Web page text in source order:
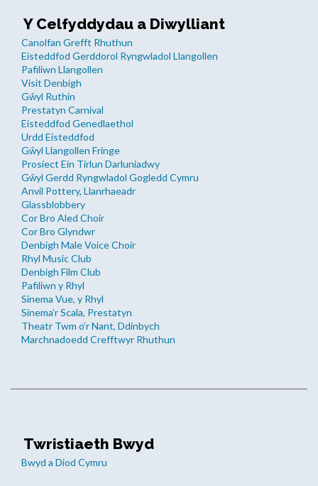
Y Celfyddydau a Diwylliant
Canolfan Grefft Rhuthun
Eisteddfod Gerddorol Ryngwladol Llangollen
Pafiliwn Llangollen
Visit Denbigh
Gŵyl Ruthin
Prestatyn Carnival
Eisteddfod Genedlaethol
Urdd Eisteddfod
Gŵyl Llangollen Fringe
Prosiect Ein Tirlun Darluniadwy
Gŵyl Gerdd Ryngwladol Gogledd Cymru
Anvil Pottery, Llanrhaeadr
Glassblobbery
Cor Bro Aled Choir
Cor Bro Glyndwr
Denbigh Male Voice Choir
Rhyl Music Club
Denbigh Film Club
Pafiliwn y Rhyl
Sinema Vue, y Rhyl
Sinema’r Scala, Prestatyn
Theatr Twm o’r Nant, Ddinbych
Marchnadoedd Crefftwyr Rhuthun
Twristiaeth Bwyd
Bwyd a Diod Cymru